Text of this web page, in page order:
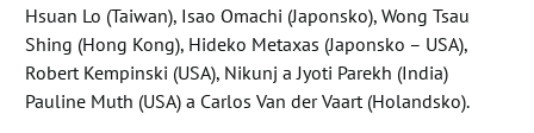
Hsuan Lo (Taiwan), Isao Omachi (Japonsko), Wong Tsau
Shing (Hong Kong), Hideko Metaxas (Japonsko – USA),
Robert Kempinski (USA), Nikunj a Jyoti Parekh (India)
Pauline Muth (USA) a Carlos Van der Vaart (Holandsko).